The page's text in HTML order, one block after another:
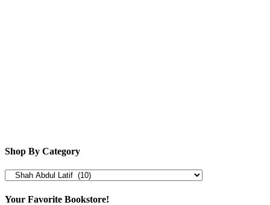
Shop By Category
Your Favorite Bookstore!